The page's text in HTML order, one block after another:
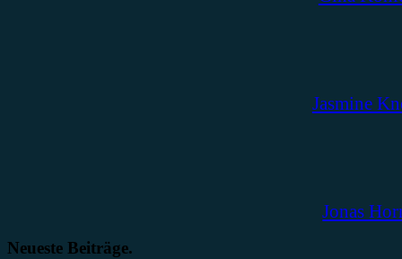
Jasmine
Jonas
Neueste Beiträge.